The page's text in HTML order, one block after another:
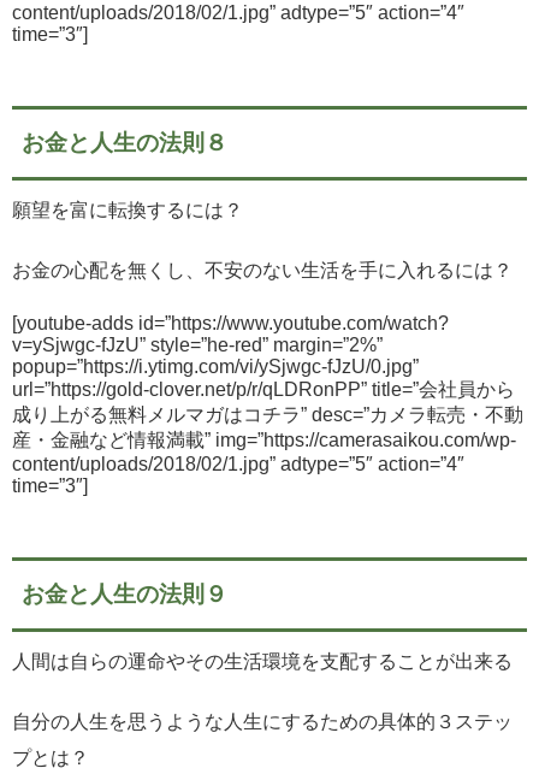
content/uploads/2018/02/1.jpg” adtype=”5″ action=”4″
time=”3″]
お金と人生の法則８
願望を富に転換するには？
お金の心配を無くし、不安のない生活を手に入れるには？
[youtube-adds id=”https://www.youtube.com/watch?
v=ySjwgc-fJzU” style=”he-red” margin=”2%”
popup=”https://i.ytimg.com/vi/ySjwgc-fJzU/0.jpg”
url=”https://gold-clover.net/p/r/qLDRonPP” title=”会社員から
成り上がる無料メルマガはコチラ” desc=”カメラ転売・不動
産・金融など情報満載” img=”https://camerasaikou.com/wp-
content/uploads/2018/02/1.jpg” adtype=”5″ action=”4″
time=”3″]
お金と人生の法則９
人間は自らの運命やその生活環境を支配することが出来る
自分の人生を思うような人生にするための具体的３ステッ
プとは？